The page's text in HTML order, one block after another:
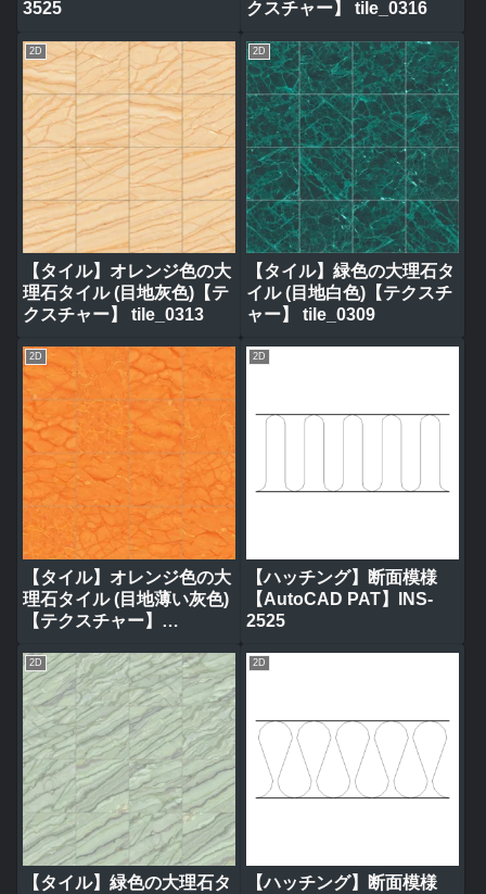
3525 クスチャー】 tile_0316
2D
【タイル】オレンジ色の大
理石タイル (目地灰色)【テ
クスチャー】 tile_0313
2D
【タイル】緑色の大理石タ
イル (目地白色)【テクスチ
ャー】 tile_0309
2D
【タイル】オレンジ色の大
理石タイル (目地薄い灰色)
【テクスチャー】
2D
【ハッチング】断面模様
【AutoCAD PAT】INS-
2525
2D
【タイル】緑色の大理石タ
2D
【ハッチング】断面模様